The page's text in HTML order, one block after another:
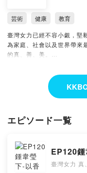
芸術 健康
教育
臺灣女力已經不容小覷，堅
為家庭、社會以及世界帶來
的真、善、美。
Hosting provided by
エピソード一覧
EP120
臺灣女力 真